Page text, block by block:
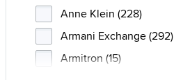
Anne Klein (228)
Armani Exchange (292)
Armitron (15)